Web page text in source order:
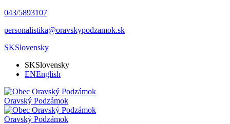
043/5893107
personalistika@oravskypodzamok.sk
SKSlovensky
SKSlovensky
ENEnglish
Oravský Podzámok
Oravský Podzámok